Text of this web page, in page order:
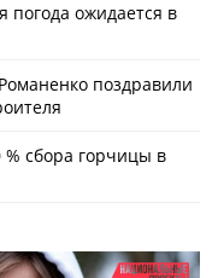
погода ожидается в
поздравили
сбора горчицы в